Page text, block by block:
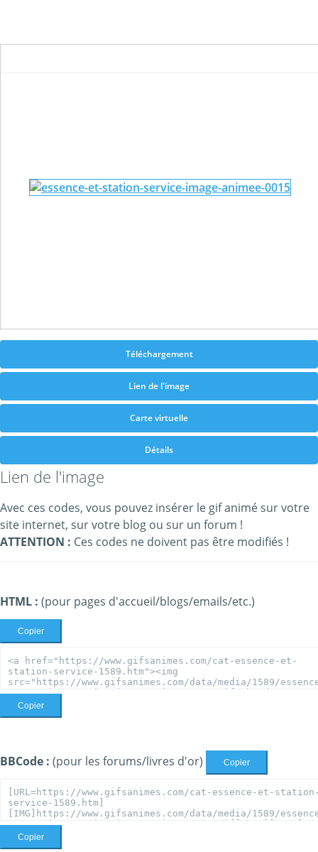
Téléchargement
Lien de l'image
Carte virtuelle
Détails
Lien de l'image
Avec ces codes, vous pouvez insérer le gif animé sur votre
site internet, sur votre blog ou sur un forum !
ATTENTION : Ces codes ne doivent pas être modifiés !
HTML : (pour pages d'accueil/blogs/emails/etc.)
Copier
Copier
BBCode : (pour les forums/livres d'or) Copier
Copier